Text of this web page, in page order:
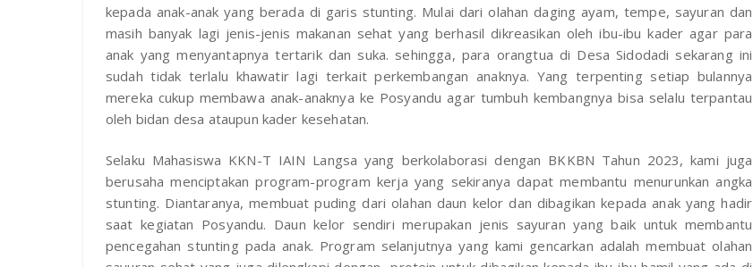
kepada anak-anak yang berada di garis stunting. Mulai dari olahan daging ayam, tempe, sayuran dan
masih banyak lagi jenis-jenis makanan sehat yang berhasil dikreasikan oleh ibu-ibu kader agar para
anak yang menyantapnya tertarik dan suka. sehingga, para orangtua di Desa Sidodadi sekarang ini
sudah tidak terlalu khawatir lagi terkait perkembangan anaknya. Yang terpenting setiap bulannya
mereka cukup membawa anak-anaknya ke Posyandu agar tumbuh kembangnya bisa selalu terpantau
oleh bidan desa ataupun kader kesehatan.
Selaku Mahasiswa KKN-T IAIN Langsa yang berkolaborasi dengan BKKBN Tahun 2023, kami juga
berusaha menciptakan program-program kerja yang sekiranya dapat membantu menurunkan angka
stunting. Diantaranya, membuat puding dari olahan daun kelor dan dibagikan kepada anak yang hadir
saat kegiatan Posyandu. Daun kelor sendiri merupakan jenis sayuran yang baik untuk membantu
pencegahan stunting pada anak. Program selanjutnya yang kami gencarkan adalah membuat olahan